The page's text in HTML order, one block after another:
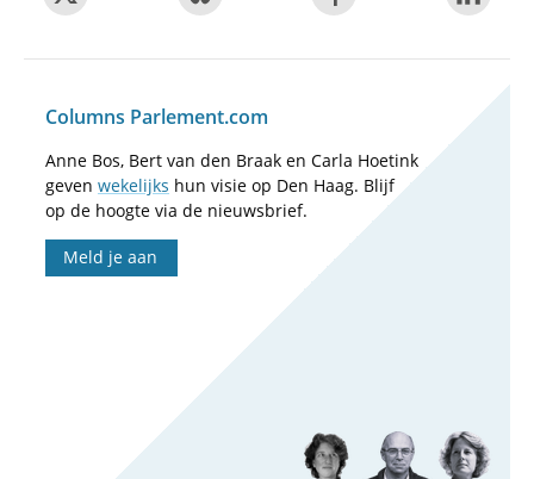
Columns Parlement.com
Anne Bos, Bert van den Braak en Carla Hoetink
geven wekelijks hun visie op Den Haag. Blijf
op de hoogte via de nieuwsbrief.
Meld je aan